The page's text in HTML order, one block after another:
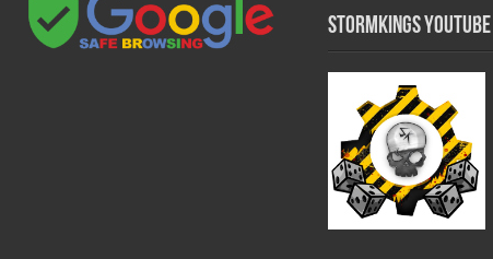
Stormkings Youtube